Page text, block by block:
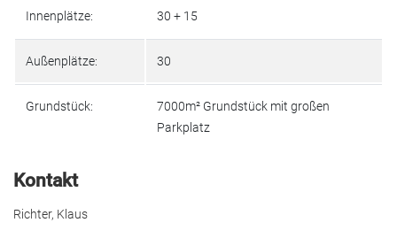
Innenplätze: 30 + 15
Außenplätze: 30
Grundstück:
7000m² Grundstück mit großen
Parkplatz
Kontakt
Richter, Klaus